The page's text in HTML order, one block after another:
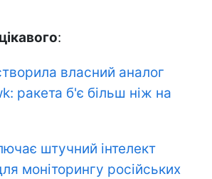
:
власний аналог
ракета б'є більш ніж на
штучний інтелект
моніторингу російських